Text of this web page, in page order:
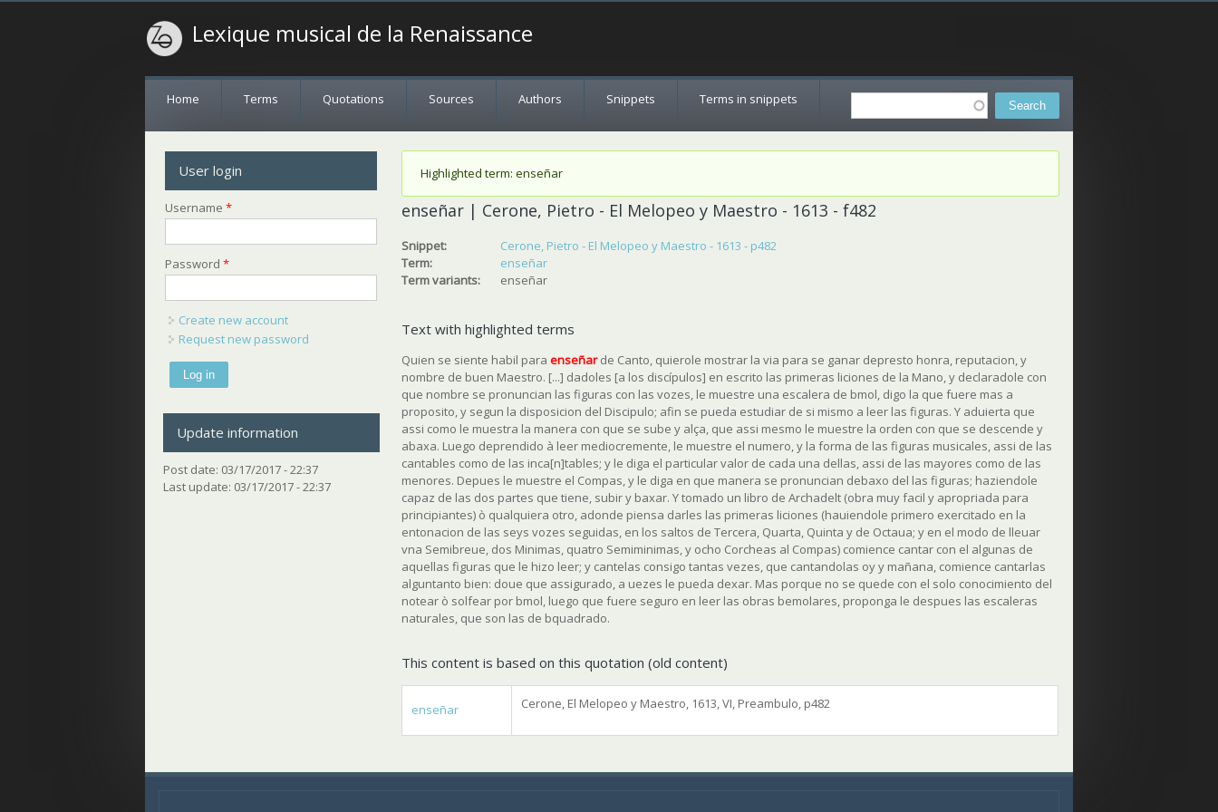
Lexique musical de la Renaissance
Search
Home Terms Quotations Sources Authors Snippets Terms in snippets
Status message
Highlighted term: enseñar
enseñar | Cerone, Pietro - El Melopeo y Maestro - 1613 - f482
Snippet:
Cerone, Pietro - El Melopeo y Maestro - 1613 - p482
Term:
enseñar
Term variants:
enseñar
Text with highlighted terms
Quien se siente habil paraenseñarde Canto, quierole mostrar la via para se ganar depresto honra, reputacion, y
nombre de buen Maestro. [...] dadoles [a los discípulos] en escrito las primeras liciones de la Mano, y declaradole con
que nombre se pronuncian las figuras con las vozes, le muestre una escalera de bmol, digo la que fuere mas a
proposito, y segun la disposicion del Discipulo; afin se pueda estudiar de si mismo a leer las figuras. Y aduierta que
assi como le muestra la manera con que se sube y alça, que assi mesmo le muestre la orden con que se descende y
abaxa. Luego deprendido à leer mediocremente, le muestre el numero, y la forma de las figuras musicales, assi de las
cantables como de las inca[n]tables; y le diga el particular valor de cada una dellas, assi de las mayores como de las
menores. Depues le muestre el Compas, y le diga en que manera se pronuncian debaxo del las figuras; haziendole
capaz de las dos partes que tiene, subir y baxar. Y tomado un libro de Archadelt (obra muy facil y apropriada para
principiantes) ò qualquiera otro, adonde piensa darles las primeras liciones (hauiendole primero exercitado en la
entonacion de las seys vozes seguidas, en los saltos de Tercera, Quarta, Quinta y de Octaua; y en el modo de lleuar
vna Semibreue, dos Minimas, quatro Semiminimas, y ocho Corcheas al Compas) comience cantar con el algunas de
aquellas figuras que le hizo leer; y cantelas consigo tantas vezes, que cantandolas oy y mañana, comience cantarlas
alguntanto bien: doue que assigurado, a uezes le pueda dexar. Mas porque no se quede con el solo conocimiento del
notear ò solfear por bmol, luego que fuere seguro en leer las obras bemolares, proponga le despues las escaleras
naturales, que son las de bquadrado.
This content is based on this quotation (old content)
enseñar Cerone, El Melopeo y Maestro, 1613, VI, Preambulo, p482
User login
Username*
Password*
Create new account
Request new password
Update information
Post date: 03/17/2017 - 22:37
Last update: 03/17/2017 - 22:37